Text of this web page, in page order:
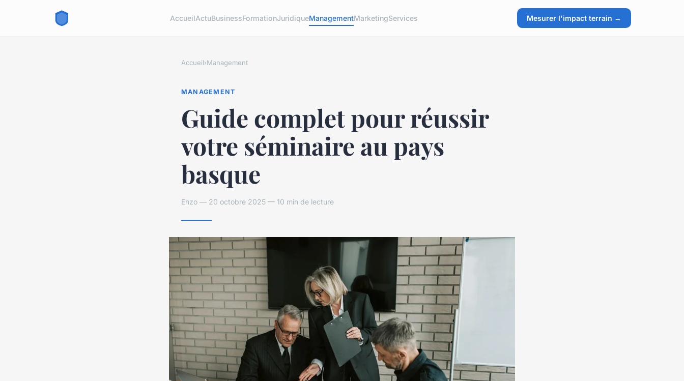
AccueilActuBusinessFormationJuridiqueManagementMarketingServices Mesurer l'impact terrain →
Accueil›Management
MANAGEMENT
Guide complet pour réussir
votre séminaire au pays
basque
Enzo — 20 octobre 2025 — 10 min de lecture